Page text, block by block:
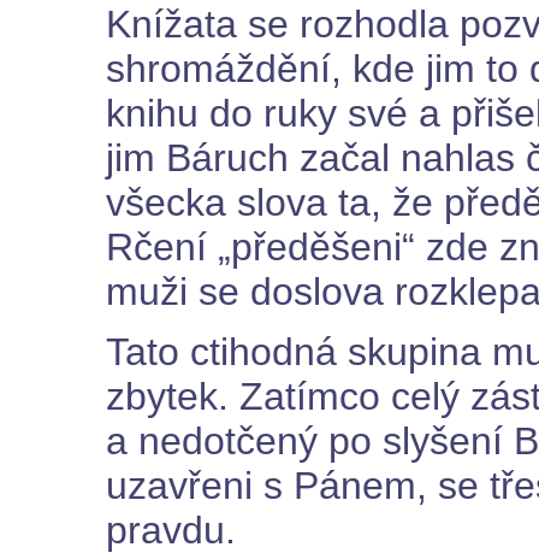
Knížata se rozhodla
shromáždění, kde jim
knihu do ruky své a
jim Báruch začal nahlas
všecka slova ta, že
Rčení „předěšeni“ zde
muži se doslova
Tato ctihodná skupina
zbytek. Zatímco celý
a nedotčený po slyšení
uzavřeni s Pánem, se
pravdu.